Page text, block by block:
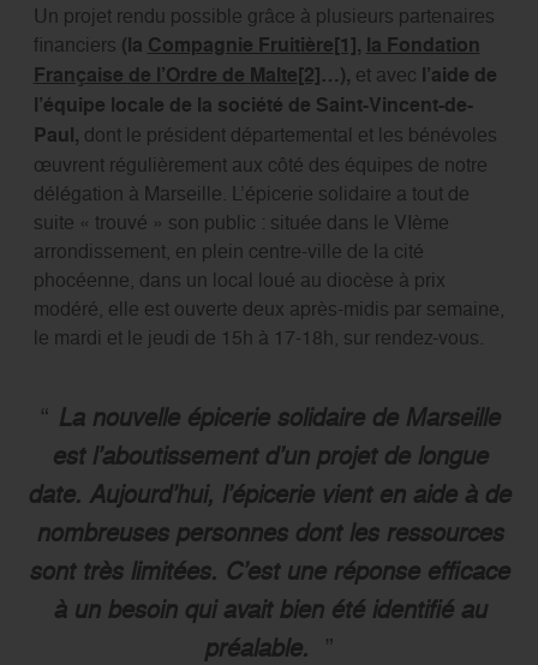
Un projet rendu possible grâce à plusieurs partenaires
financiers (la Compagnie Fruitière[1], la Fondation
Française de l’Ordre de Malte[2]…), et avec l’aide de
l’équipe locale de la société de Saint-Vincent-de-
Paul, dont le président départemental et les bénévoles
œuvrent régulièrement aux côté des équipes de notre
délégation à Marseille. L’épicerie solidaire a tout de
suite « trouvé » son public : située dans le VIème
arrondissement, en plein centre-ville de la cité
phocéenne, dans un local loué au diocèse à prix
modéré, elle est ouverte deux après-midis par semaine,
le mardi et le jeudi de 15h à 17-18h, sur rendez-vous.
La nouvelle épicerie solidaire de Marseille
est l’aboutissement d’un projet de longue
date. Aujourd’hui, l’épicerie vient en aide à de
nombreuses personnes dont les ressources
sont très limitées. C’est une réponse efficace
à un besoin qui avait bien été identifié au
préalable.